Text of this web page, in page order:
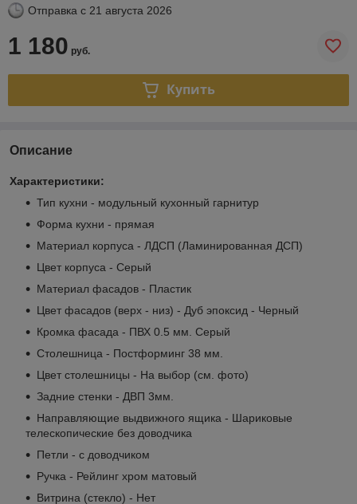
Отправка с 21 августа 2026
1 180 руб.
Купить
Описание
Характеристики:
Тип кухни - модульный кухонный гарнитур
Форма кухни - прямая
Материал корпуса - ЛДСП (Ламинированная ДСП)
Цвет корпуса - Серый
Материал фасадов - Пластик
Цвет фасадов (верх - низ) - Дуб эпоксид - Черный
Кромка фасада - ПВХ 0.5 мм. Серый
Столешница - Постформинг 38 мм.
Цвет столешницы - На выбор (см. фото)
Задние стенки - ДВП 3мм.
Направляющие выдвижного ящика - Шариковые
телескопические без доводчика
Петли - с доводчиком
Ручка - Рейлинг хром матовый
Витрина (стекло) - Нет